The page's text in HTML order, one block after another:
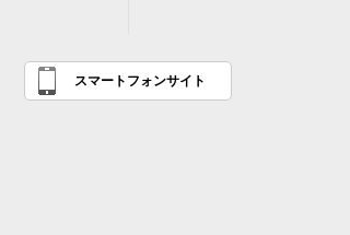
スマートフォンサイト